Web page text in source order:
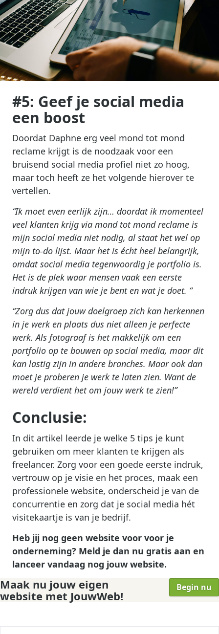
#5: Geef je social media
een boost
Doordat Daphne erg veel mond tot mond
reclame krijgt is de noodzaak voor een
bruisend social media profiel niet zo hoog,
maar toch heeft ze het volgende hierover te
vertellen.
“Ik moet even eerlijk zijn… doordat ik momenteel
veel klanten krijg via mond tot mond reclame is
mijn social media niet nodig, al staat het wel op
mijn to-do lijst. Maar het is écht heel belangrijk,
omdat social media tegenwoordig je portfolio is.
Het is de plek waar mensen vaak een eerste
indruk krijgen van wie je bent en wat je doet. “
“Zorg dus dat jouw doelgroep zich kan herkennen
in je werk en plaats dus niet alleen je perfecte
werk. Als fotograaf is het makkelijk om een
portfolio op te bouwen op social media, maar dit
kan lastig zijn in andere branches. Maar ook dan
moet je proberen je werk te laten zien. Want de
wereld verdient het om jouw werk te zien!”
Conclusie:
In dit artikel leerde je welke 5 tips je kunt
gebruiken om meer klanten te krijgen als
freelancer. Zorg voor een goede eerste indruk,
vertrouw op je visie en het proces, maak een
professionele website, onderscheid je van de
concurrentie en zorg dat je social media hét
visitekaartje is van je bedrijf.
Heb jij nog geen website voor voor je
onderneming? Meld je dan nu gratis aan en
lanceer vandaag nog jouw website.
Maak nu jouw eigen
website met JouwWeb!
Begin nu